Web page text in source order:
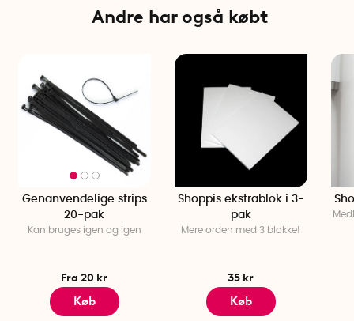
Andre har også købt
Genanvendelige strips
20-pak
Kan bruges igen og igen
Fra 20 kr
Køb
Shoppis ekstrablok i 3-
pak
Mere orden med 3 blokke!
35 kr
Køb